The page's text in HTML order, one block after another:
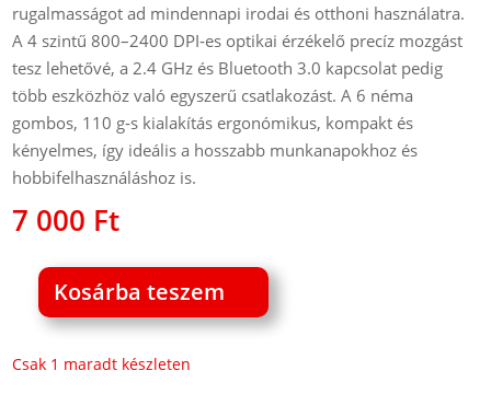
rugalmasságot ad mindennapi irodai és otthoni használatra.
A 4 szintű 800–2400 DPI‑es optikai érzékelő precíz mozgást
tesz lehetővé, a 2.4 GHz és Bluetooth 3.0 kapcsolat pedig
több eszközhöz való egyszerű csatlakozást. A 6 néma
gombos, 110 g‑s kialakítás ergonómikus, kompakt és
kényelmes, így ideális a hosszabb munkanapokhoz és
hobbifelhasználáshoz is.
7 000 Ft
Delux
M618Mini
DB
Kosárba teszem
Csak 1 maradt készleten